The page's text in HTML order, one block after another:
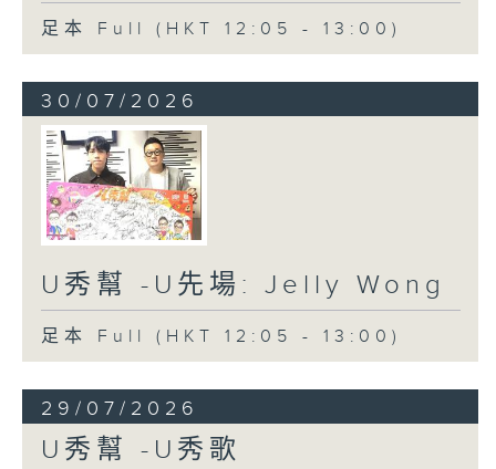
足本 Full (HKT 12:05 - 13:00)
30/07/2026
U秀幫 -U先場: Jelly Wong
足本 Full (HKT 12:05 - 13:00)
29/07/2026
U秀幫 -U秀歌